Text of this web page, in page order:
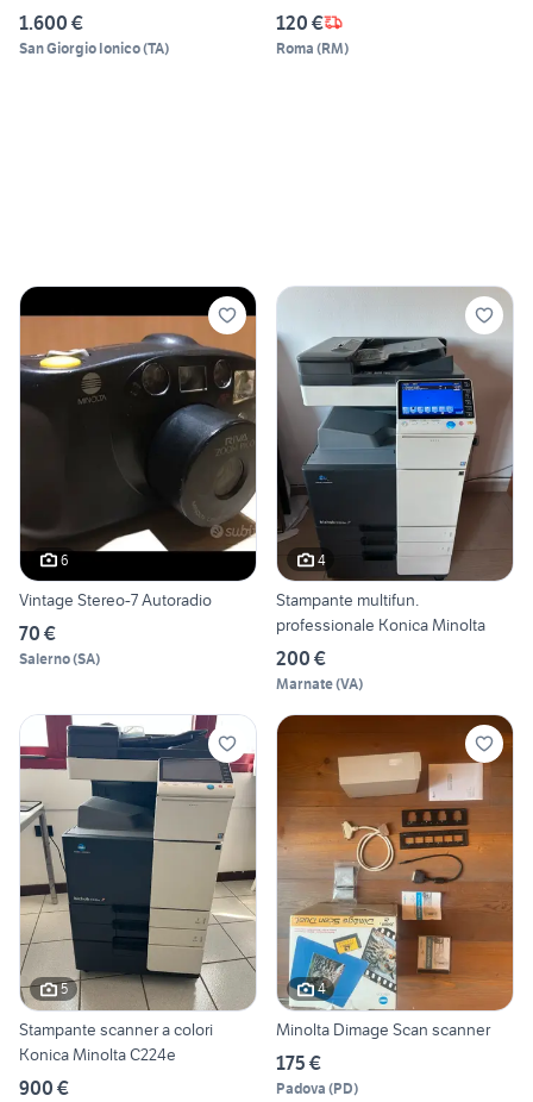
1.600 €
San Giorgio Ionico(TA)
120 €
Roma (RM)
6
Vintage Stereo-7 Autoradio
70 €
Salerno(SA)
4
Stampante multifun.
professionale Konica Minolta
200 €
Marnate(VA)
5
Stampante scanner a colori
Konica Minolta C224e
900 €
4
Minolta Dimage Scan scanner
175 €
Padova (PD)